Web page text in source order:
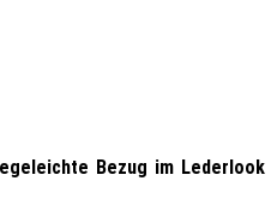
Bezug im Lederlook